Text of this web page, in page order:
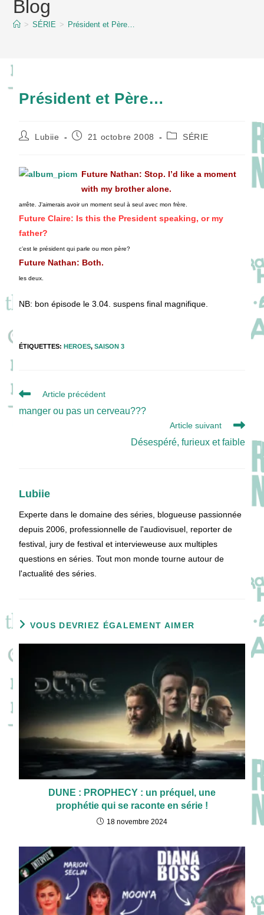
contentBlog
> SÉRIE > Président et Père…
Président et Père…
Auteur/autrice
publication :
Lubiie
Publication
21 octobre 2008
PostSÉRIE
Future Nathan: Stop. I’d like a moment
with my brother alone.
arrête. J’aimerais avoir un moment seul à seul avec mon frère.
Future Claire: Is this the President speaking, or my
father?
c’est le président qui parle ou mon père?
Future Nathan: Both.
les deux.
NB: bon épisode le 3.04. suspens final magnifique.
ÉTIQUETTES:HEROES, SAISON 3
Read
articles
Article précédent
manger ou pas un cerveau???
Article suivant
Désespéré, furieux et faible
Lubiie
Experte dans le domaine des séries, blogueuse passionnée
depuis 2006, professionnelle de l'audiovisuel, reporter de
festival, jury de festival et intervieweuse aux multiples
questions en séries. Tout mon monde tourne autour de
l'actualité des séries.
VOUS DEVRIEZ ÉGALEMENT AIMER
DUNE : PROPHECY : un préquel, une
prophétie qui se raconte en série !
18 novembre 2024